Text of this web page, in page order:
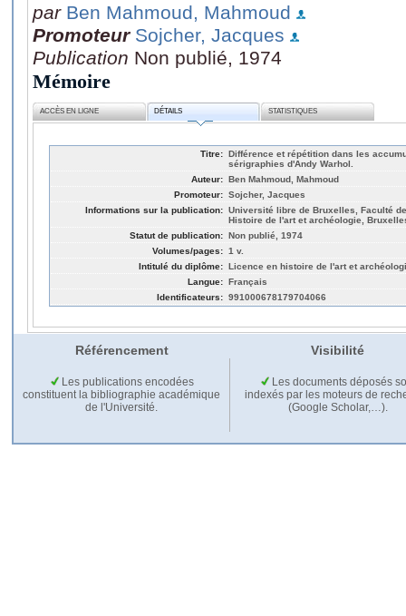
par Ben Mahmoud, Mahmoud
Promoteur Sojcher, Jacques
Publication Non publié, 1974
Mémoire
ACCÈS EN LIGNE DÉTAILS STATISTIQUES
Titre: Différence et répétition dans les
sérigraphies d'Andy Warhol.
Auteur: Ben Mahmoud, Mahmoud
Promoteur: Sojcher, Jacques
Informations sur la publication: Université libre de Bruxelles, Faculté
Histoire de l'art et archéologie,
Statut de publication: Non publié, 1974
Volumes/pages: 1 v.
Intitulé du diplôme: Licence en histoire de l'art et
Langue: Français
Identificateurs: 991000678179704066
Référencement Visibilité
Les publications encodées
constituent la bibliographie académique
de l'Université.
Les documents déposés
indexés par les moteurs de
(Google Scholar,…).